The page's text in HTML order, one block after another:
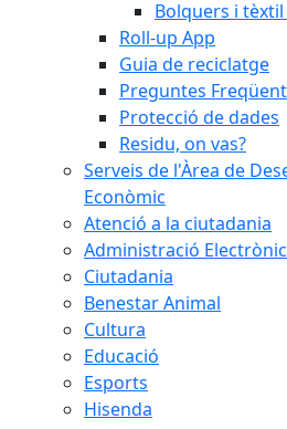
Bolquers i
Roll-up App
Guia de reciclatge
Preguntes
Protecció de dades
Residu, on vas?
Serveis de l'Àrea de
Econòmic
Atenció a la ciutadania
Administració
Ciutadania
Benestar Animal
Cultura
Educació
Esports
Hisenda